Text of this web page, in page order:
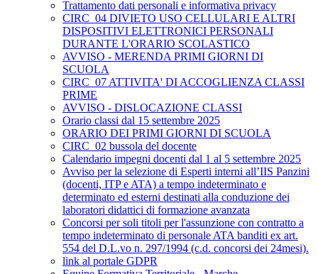
Trattamento dati personali e informativa privacy
CIRC_04 DIVIETO USO CELLULARI E ALTRI
DISPOSITIVI ELETTRONICI PERSONALI
DURANTE L'ORARIO SCOLASTICO
AVVISO - MERENDA PRIMI GIORNI DI
SCUOLA
CIRC_07 ATTIVITA' DI ACCOGLIENZA CLASSI
PRIME
AVVISO - DISLOCAZIONE CLASSI
Orario classi dal 15 settembre 2025
ORARIO DEI PRIMI GIORNI DI SCUOLA
CIRC_02 bussola del docente
Calendario impegni docenti dal 1 al 5 settembre 2025
Avviso per la selezione di Esperti interni all’IIS Panzini
(docenti, ITP e ATA) a tempo indeterminato e
determinato ed esterni destinati alla conduzione dei
laboratori didattici di formazione avanzata
Concorsi per soli titoli per l'assunzione con contratto a
tempo indeterminato di personale ATA banditi ex art.
554 del D.L.vo n. 297/1994 (c.d. concorsi dei 24mesi).
link al portale GDPR